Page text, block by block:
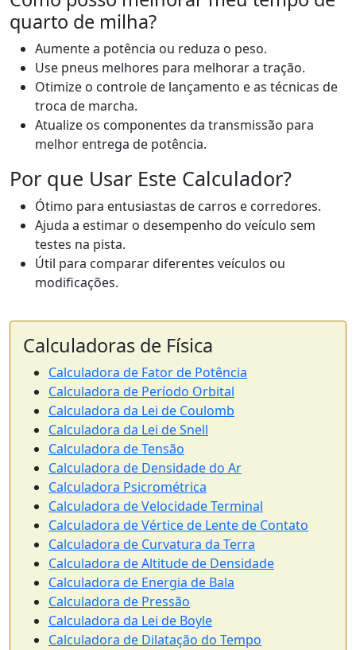
quarto de milha?
Aumente a potência ou reduza o peso.
Use pneus melhores para melhorar a tração.
Otimize o controle de lançamento e as técnicas de
troca de marcha.
Atualize os componentes da transmissão para
melhor entrega de potência.
Por que Usar Este Calculador?
Ótimo para entusiastas de carros e corredores.
Ajuda a estimar o desempenho do veículo sem
testes na pista.
Útil para comparar diferentes veículos ou
modificações.
Calculadoras de Física
Calculadora de Fator de Potência
Calculadora de Período Orbital
Calculadora da Lei de Coulomb
Calculadora da Lei de Snell
Calculadora de Tensão
Calculadora de Densidade do Ar
Calculadora Psicrométrica
Calculadora de Velocidade Terminal
Calculadora de Vértice de Lente de Contato
Calculadora de Curvatura da Terra
Calculadora de Altitude de Densidade
Calculadora de Energia de Bala
Calculadora de Pressão
Calculadora da Lei de Boyle
Calculadora de Dilatação do Tempo